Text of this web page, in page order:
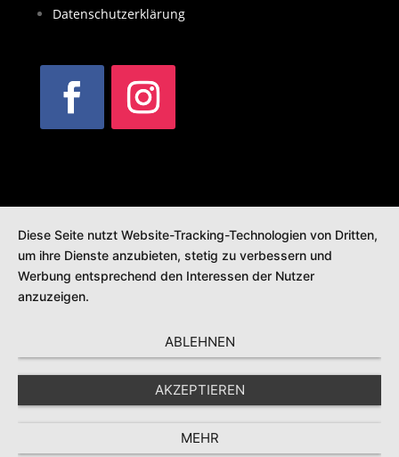
Datenschutzerklärung
Diese Seite nutzt Website-Tracking-Technologien von Dritten,
um ihre Dienste anzubieten, stetig zu verbessern und
Werbung entsprechend den Interessen der Nutzer
anzuzeigen.
ABLEHNEN
AKZEPTIEREN
MEHR